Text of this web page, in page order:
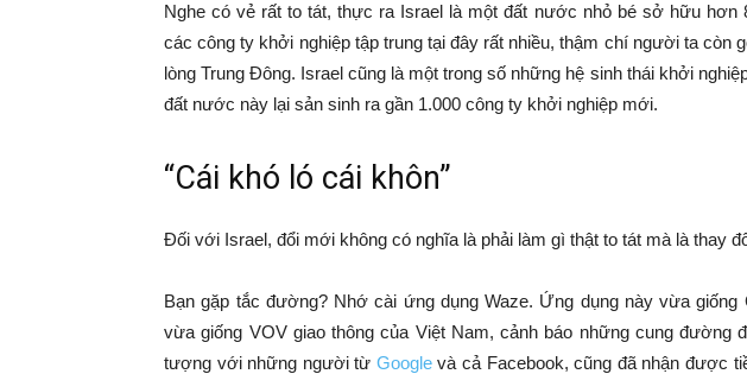
Nghe có vẻ rất to tát, thực ra Israel là một đất nước nhỏ bé sở hữu hơn
các công ty khởi nghiệp tập trung tại đây rất nhiều, thậm chí người ta còn
lòng Trung Đông. Israel cũng là một trong số những hệ sinh thái khởi
đất nước này lại sản sinh ra gần 1.000 công ty khởi nghiệp mới.
“Cái khó ló cái khôn”
Đối với Israel, đổi mới không có nghĩa là phải làm gì thật to tát mà là thay
Bạn gặp tắc đường? Nhớ cài ứng dụng Waze. Ứng dụng này vừa
vừa giống VOV giao thông của Việt Nam, cảnh báo những cung đường
tượng với những người từ Googlevà cả Facebook, cũng đã nhận được